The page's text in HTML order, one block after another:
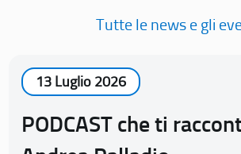
Tutte le news e gli
13 Luglio 2026
PODCAST che ti